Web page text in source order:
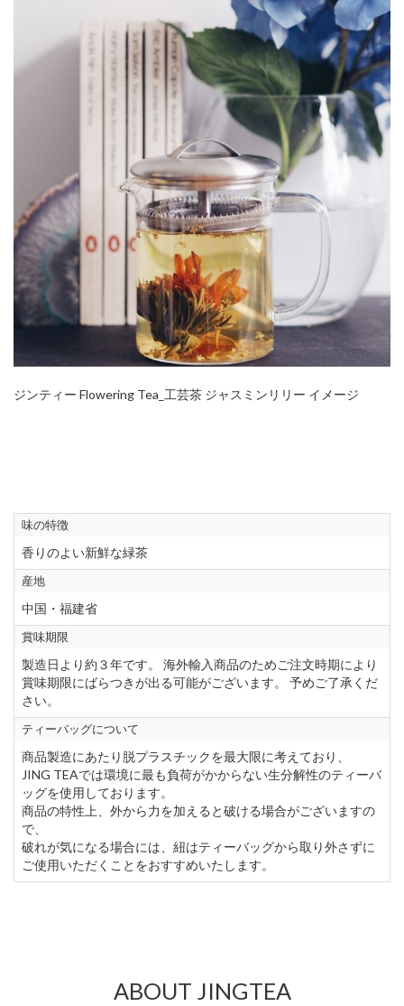
ジンティー Flowering Tea_工芸茶 ジャスミンリリー イメージ
味の特徴
香りのよい新鮮な緑茶
産地
中国・福建省
賞味期限
製造日より約３年です。 海外輸入商品のためご注文時期により
賞味期限にばらつきが出る可能がございます。 予めご了承くだ
さい。
ティーバッグについて
商品製造にあたり脱プラスチックを最大限に考えており、
JING TEAでは環境に最も負荷がかからない生分解性のティーバ
ッグを使用しております。
商品の特性上、外から力を加えると破ける場合がございますの
で、
破れが気になる場合には、紐はティーバッグから取り外さずに
ご使用いただくことをおすすめいたします。
ABOUT JINGTEA